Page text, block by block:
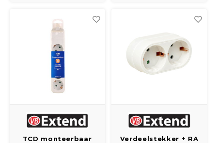
TCD monteerbaar
Verdeelstekker + RA